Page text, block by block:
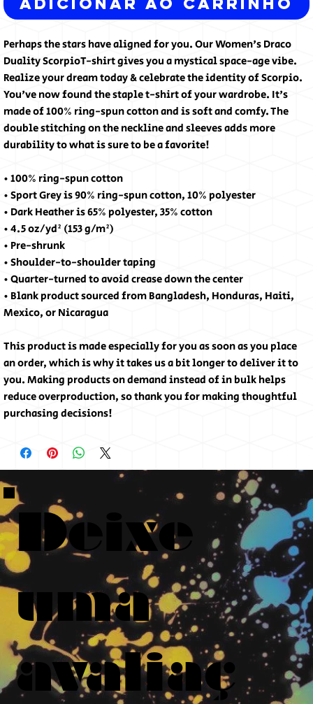
Perhaps the stars have aligned for you. Our Women's Draco
Duality ScorpioT-shirt gives you a mystical space-age vibe.
Realize your dream today & celebrate the identity of Scorpio.
You've now found the staple t-shirt of your wardrobe. It's
made of 100% ring-spun cotton and is soft and comfy. The
double stitching on the neckline and sleeves adds more
durability to what is sure to be a favorite!
• 100% ring-spun cotton
• Sport Grey is 90% ring-spun cotton, 10% polyester
• Dark Heather is 65% polyester, 35% cotton
• 4.5 oz/yd² (153 g/m²)
• Pre-shrunk
• Shoulder-to-shoulder taping
• Quarter-turned to avoid crease down the center
• Blank product sourced from Bangladesh, Honduras, Haiti,
Mexico, or Nicaragua
This product is made especially for you as soon as you place
an order, which is why it takes us a bit longer to deliver it to
you. Making products on demand instead of in bulk helps
reduce overproduction, so thank you for making thoughtful
purchasing decisions!
Deixe
uma
avaliaç